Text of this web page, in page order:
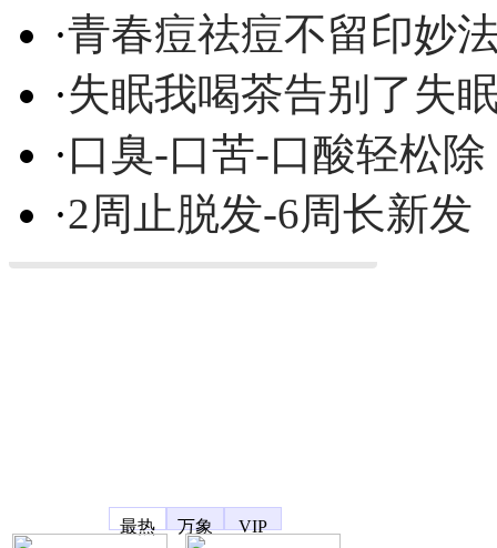
·青春痘祛痘不留印妙
·失眠我喝茶告别了失
·口臭-口苦-口酸轻松除
·2周止脱发-6周长新发
最热
万象 VIP